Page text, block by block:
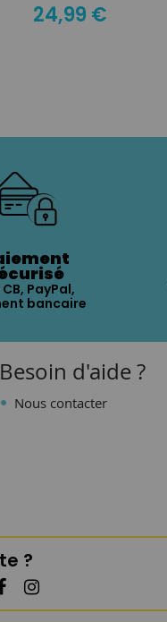
24,99 €
PayPal,
bancaire
Besoin d'aide ?
Nous contacter
?